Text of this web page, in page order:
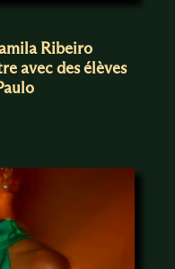
Ribeiro
avec des élèves